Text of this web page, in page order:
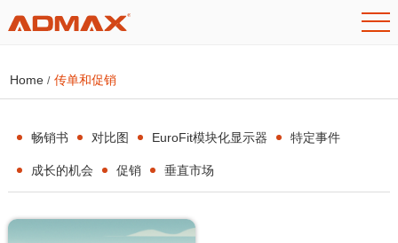
Home / 传单和促销
畅销书 对比图 EuroFit模块化显示器 特定事件
成长的机会 促销 垂直市场